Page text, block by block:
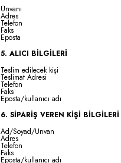
Ünvanı
Adres
Telefon
Faks
Eposta
5. ALICI BİLGİLERİ
Teslim edilecek kişi
Teslimat Adresi
Telefon
Faks
Eposta/kullanıcı adı
6. SİPARİŞ VEREN KİŞİ BİLGİLERİ
Ad/Soyad/Unvan
Adres
Telefon
Faks
Eposta/kullanıcı adı